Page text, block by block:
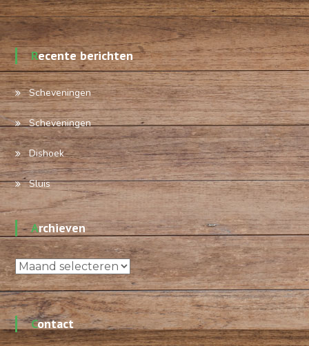
Recente berichten
Scheveningen
Scheveningen
Dishoek
Sluis
Archieven
Archieven
Contact